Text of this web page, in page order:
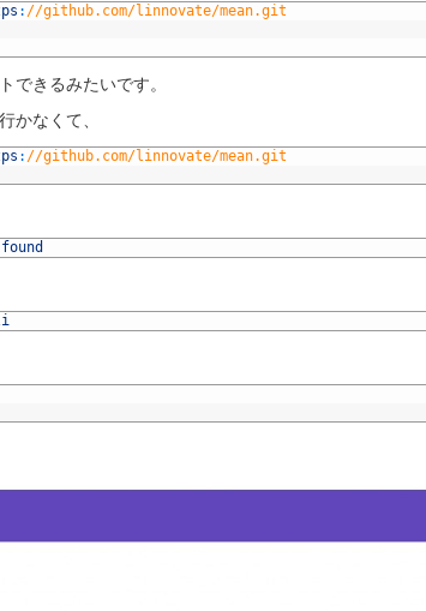
: //github.com/linnovate/mean.git
できるみたいです。
かなくて、
: //github.com/linnovate/mean.git
found